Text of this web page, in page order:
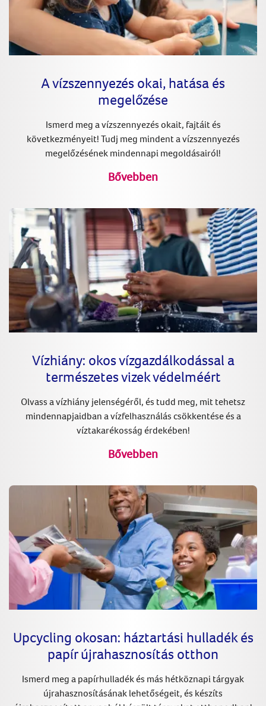
A vízszennyezés okai, hatása és
megelőzése
Ismerd meg a vízszennyezés okait, fajtáit és
következményeit! Tudj meg mindent a vízszennyezés
megelőzésének mindennapi megoldásairól!
Bővebben
Vízhiány: okos vízgazdálkodással a
természetes vizek védelméért
Olvass a vízhiány jelenségéről, és tudd meg, mit tehetsz
mindennapjaidban a vízfelhasználás csökkentése és a
víztakarékosság érdekében!
Bővebben
Upcycling okosan: háztartási hulladék és
papír újrahasznosítás otthon
Ismerd meg a papírhulladék és más hétköznapi tárgyak
újrahasznosításának lehetőségeit, és készíts